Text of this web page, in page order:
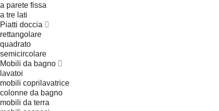
a parete fissa
a tre lati
Piatti doccia
rettangolare
quadrato
semicircolare
Mobili da bagno
lavatoi
mobili coprilavatrice
colonne da bagno
mobili da terra